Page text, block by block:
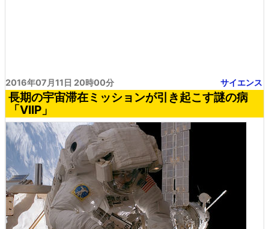
2016年07月11日 20時00分 サイエンス
長期の宇宙滞在ミッションが引き起こす謎の病
「VIIP」